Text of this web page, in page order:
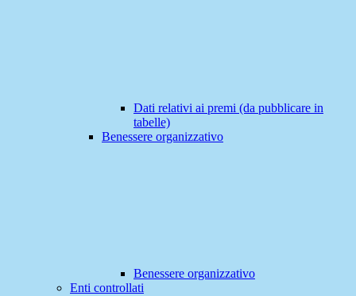
Dati relativi ai premi (da pubblicare in
tabelle)
Benessere organizzativo
Benessere organizzativo
Enti controllati